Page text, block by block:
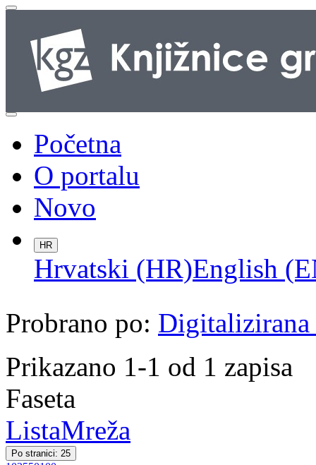
Početna
O portalu
Novo
HR
Hrvatski (HR)English
Probrano po: Digitalizirana
Prikazano 1-1 od 1 zapisa
Faseta
ListaMreža
Po stranici: 25